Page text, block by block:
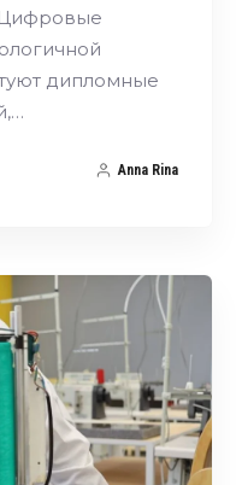
дипломные
Anna Rina